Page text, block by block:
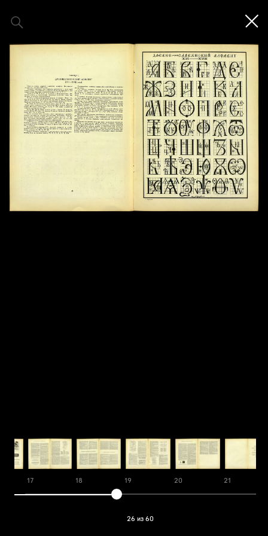
17 18 19 20 21
26 из 60